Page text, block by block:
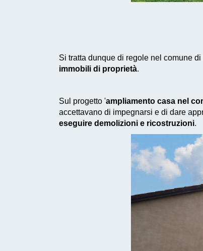
Si tratta dunque di regole nel comune
immobili di proprietà.
Sul progetto 'ampliamento casa nel
accettavano di impegnarsi e di dare
eseguire demolizioni e ricostruzioni.